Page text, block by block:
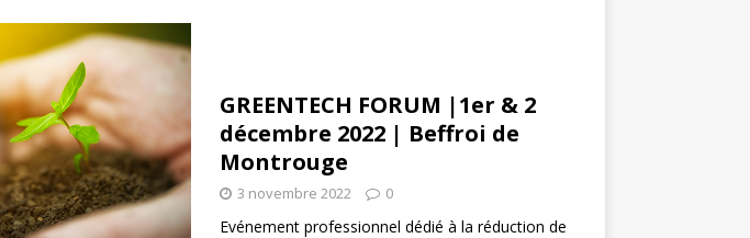
GREENTECH FORUM |1er & 2
décembre 2022 | Beffroi de
Montrouge
3 novembre 2022 0
Evénement professionnel dédié à la réduction de